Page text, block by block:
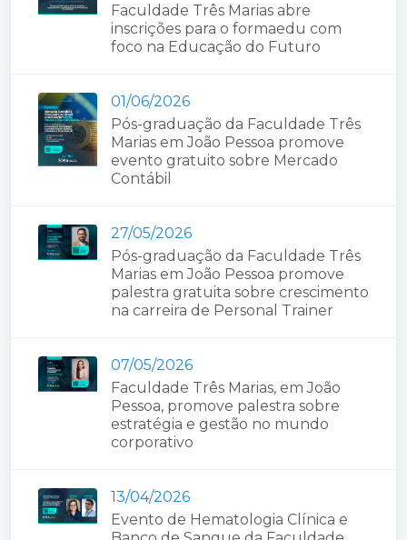
Faculdade Três Marias abre
inscrições para o formaedu com
foco na Educação do Futuro
01/06/2026
Pós-graduação da Faculdade Três
Marias em João Pessoa promove
evento gratuito sobre Mercado
Contábil
27/05/2026
Pós-graduação da Faculdade Três
Marias em João Pessoa promove
palestra gratuita sobre crescimento
na carreira de Personal Trainer
07/05/2026
Faculdade Três Marias, em João
Pessoa, promove palestra sobre
estratégia e gestão no mundo
corporativo
13/04/2026
Evento de Hematologia Clínica e